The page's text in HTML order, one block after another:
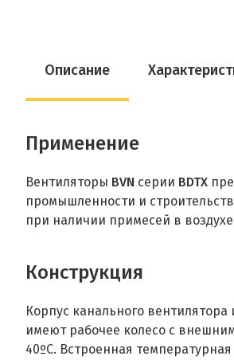
Описание
Применение
Вентиляторы BVN серии BDTX
промышленности и
при наличии примесей в
Конструкция
Корпус канального
имеют рабочее колесо с
40ºC. Встроенная